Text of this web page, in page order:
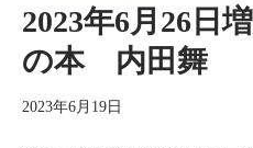
2023年6月26日
の本 内田舞
2023年6月19日